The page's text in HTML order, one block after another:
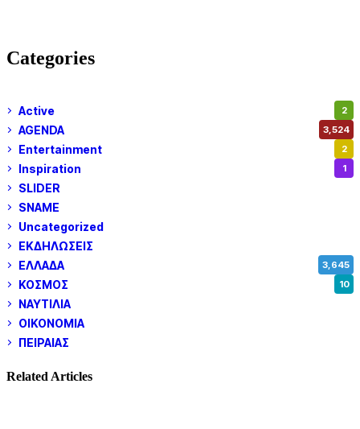
Categories
Active 2
AGENDA 3,524
Entertainment 2
Inspiration 1
SLIDER
SNAME
Uncategorized
ΕΚΔΗΛΩΣΕΙΣ
ΕΛΛΑΔΑ 3,645
ΚΟΣΜΟΣ 10
ΝΑΥΤΙΛΙΑ
ΟΙΚΟΝΟΜΙΑ
ΠΕΙΡΑΙΑΣ
Related Articles